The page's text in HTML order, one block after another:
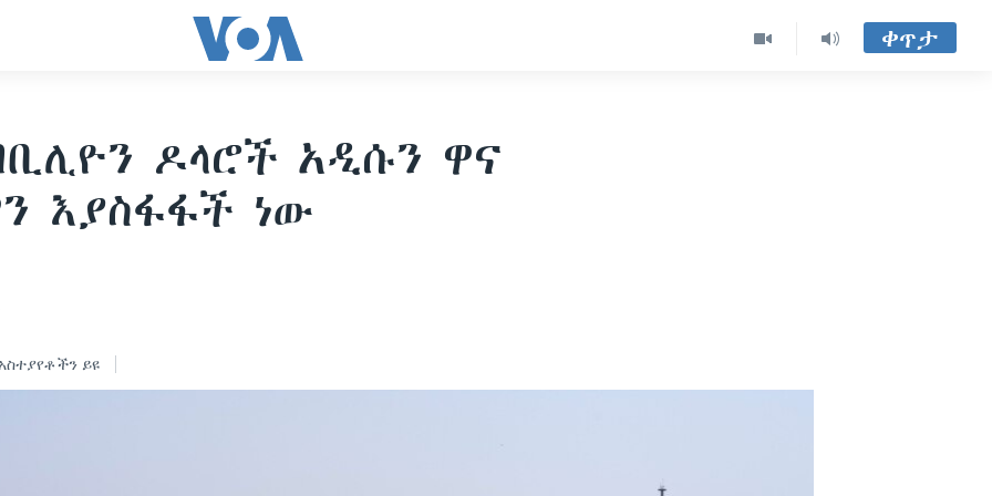
ቀጥታ
ዶላሮች አዲሱን ዋና
እያስፋፋች ነው
ይዩ